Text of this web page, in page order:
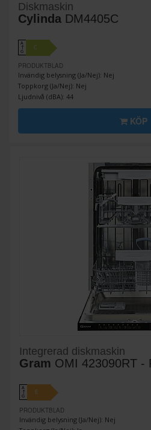
Diskmaskin
Cylinda DM4405C
A
↑
G
C
PRODUKTBLAD
Invändig belysning (Ja/Nej): Nej
Toppkorg (Ja/Nej): Nej
Ljudnivå (dBA): 44
KÖP
Integrerad diskmaskin
Gram OMI 423090RT -
A
↑
G
E
PRODUKTBLAD
Invändig belysning (Ja/Nej): Nej